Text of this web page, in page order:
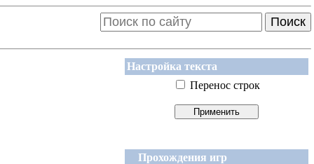
Поиск
Настройка текста
Перенос строк
Прохождения игр